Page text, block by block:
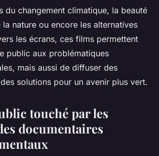
du changement climatique, la beauté
nature ou encore les alternatives
les écrans, ces films permettent
public aux problématiques
mais aussi de diffuser des
solutions pour un avenir plus vert.
touché par les
documentaires